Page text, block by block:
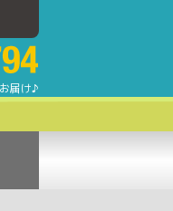
・マンション・一戸建て・土地
届け♪